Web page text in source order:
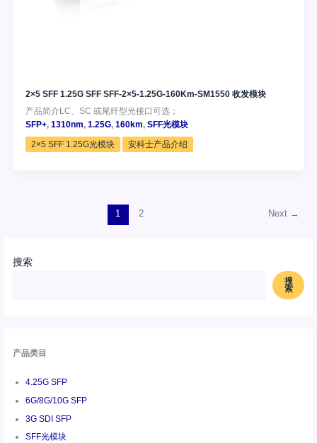
搜索
搜
索
产品类目
4.25G SFP
6G/8G/10G SFP
3G SDI SFP
SFF光模块
2×5 SFF 1.25G SFF SFF-2×5-1.25G-160Km-SM1550 收发模块
产品简介LC、SC 或尾纤型光接口可选；
SFP+,1310nm,1.25G,160km,SFF光模块
2×5 SFF 1.25G光模块 安科士产品介绍
1 2 Next →